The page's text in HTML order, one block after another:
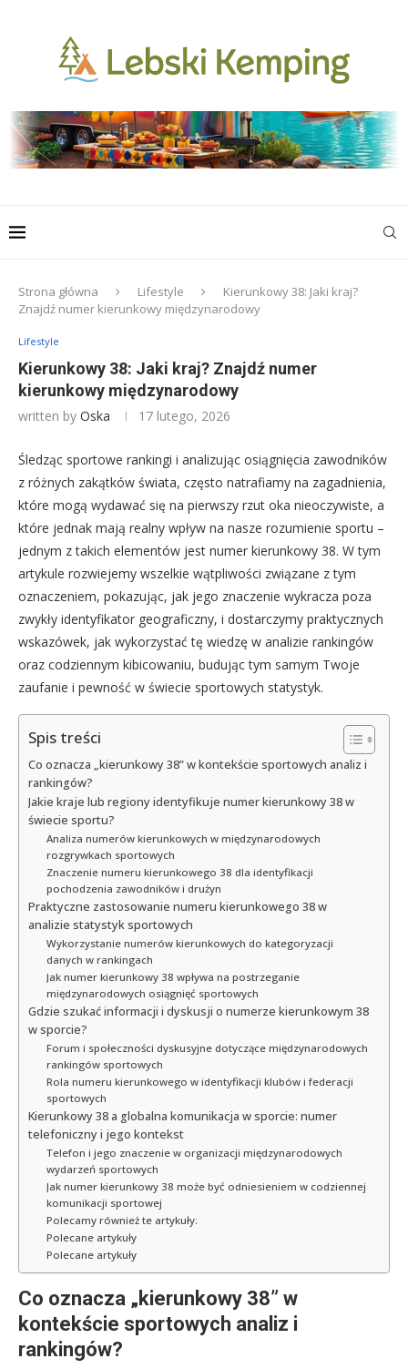
Strona główna Lifestyle
Kierunkowy 38: Jaki kraj?
Znajdź numer kierunkowy międzynarodowy
Lifestyle
Kierunkowy 38: Jaki kraj? Znajdź numer
kierunkowy międzynarodowy
written by Oska 17 lutego, 2026
Śledząc sportowe rankingi i analizując osiągnięcia zawodników
z różnych zakątków świata, często natrafiamy na zagadnienia,
które mogą wydawać się na pierwszy rzut oka nieoczywiste, a
które jednak mają realny wpływ na nasze rozumienie sportu –
jednym z takich elementów jest numer kierunkowy 38. W tym
artykule rozwiejemy wszelkie wątpliwości związane z tym
oznaczeniem, pokazując, jak jego znaczenie wykracza poza
zwykły identyfikator geograficzny, i dostarczymy praktycznych
wskazówek, jak wykorzystać tę wiedzę w analizie rankingów
oraz codziennym kibicowaniu, budując tym samym Twoje
zaufanie i pewność w świecie sportowych statystyk.
Spis treści
Co oznacza „kierunkowy 38” w kontekście sportowych analiz i
rankingów?
Jakie kraje lub regiony identyfikuje numer kierunkowy 38 w
świecie sportu?
Analiza numerów kierunkowych w międzynarodowych
rozgrywkach sportowych
Znaczenie numeru kierunkowego 38 dla identyfikacji
pochodzenia zawodników i drużyn
Praktyczne zastosowanie numeru kierunkowego 38 w
analizie statystyk sportowych
Wykorzystanie numerów kierunkowych do kategoryzacji
danych w rankingach
Jak numer kierunkowy 38 wpływa na postrzeganie
międzynarodowych osiągnięć sportowych
Gdzie szukać informacji i dyskusji o numerze kierunkowym 38
w sporcie?
Forum i społeczności dyskusyjne dotyczące międzynarodowych
rankingów sportowych
Rola numeru kierunkowego w identyfikacji klubów i federacji
sportowych
Kierunkowy 38 a globalna komunikacja w sporcie: numer
telefoniczny i jego kontekst
Telefon i jego znaczenie w organizacji międzynarodowych
wydarzeń sportowych
Jak numer kierunkowy 38 może być odniesieniem w codziennej
komunikacji sportowej
Polecamy również te artykuły:
Polecane artykuły
Polecane artykuły
Co oznacza „kierunkowy 38” w
kontekście sportowych analiz i
rankingów?